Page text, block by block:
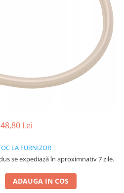
Lei
LA FURNIZOR
se expediază în aproximnativ 7 zile.
ADAUGA IN COS